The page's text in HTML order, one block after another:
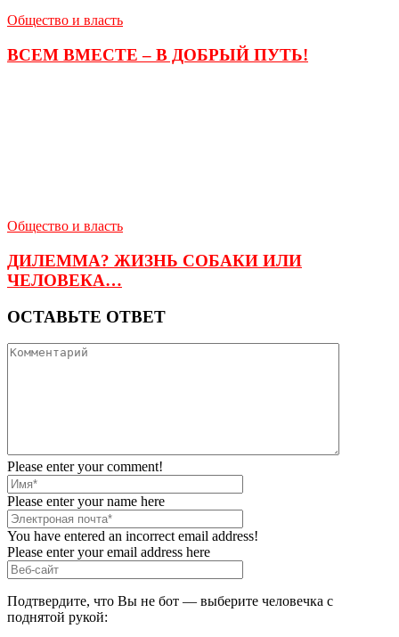
Общество и власть
ВСЕМ ВМЕСТЕ – В ДОБРЫЙ ПУТЬ!
Общество и власть
ДИЛЕММА? ЖИЗНЬ СОБАКИ ИЛИ
ЧЕЛОВЕКА…
ОСТАВЬТЕ ОТВЕТ
Please enter your comment!
Please enter your name here
You have entered an incorrect email address!
Please enter your email address here
Подтвердите, что Вы не бот — выберите человечка с
поднятой рукой: